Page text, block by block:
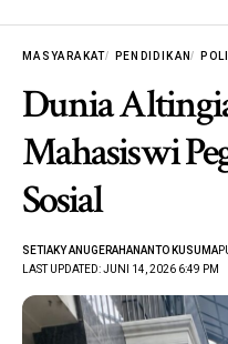
MASYARAKAT PENDIDIKAN
Dunia
Mahasiswi
Sosial
LAST UPDATED: JUNI 14, 2026 6:49 PM
SETIAKY ANUGERAHANANTO KUSUMA